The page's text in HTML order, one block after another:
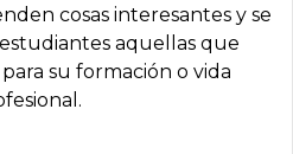
cosas interesantes y se
aquellas que
su formación o vida